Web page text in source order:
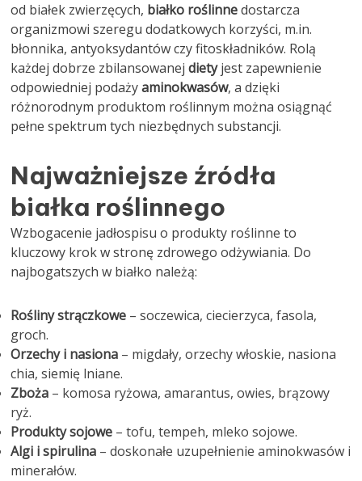
od białek zwierzęcych, białko roślinnedostarcza
organizmowi szeregu dodatkowych korzyści, m.in.
błonnika, antyoksydantów czy fitoskładników. Rolą
każdej dobrze zbilansowanejdietyjest zapewnienie
odpowiedniej podażyaminokwasów, a dzięki
różnorodnym produktom roślinnym można osiągnąć
pełne spektrum tych niezbędnych substancji.
Najważniejsze źródła
białka roślinnego
Wzbogacenie jadłospisu o produkty roślinne to
kluczowy krok w stronę zdrowego odżywiania. Do
najbogatszych w białko należą:
Rośliny strączkowe – soczewica, ciecierzyca, fasola,
groch.
Orzechy i nasiona – migdały, orzechy włoskie, nasiona
chia, siemię lniane.
Zboża – komosa ryżowa, amarantus, owies, brązowy
ryż.
Produkty sojowe – tofu, tempeh, mleko sojowe.
Algi i spirulina – doskonałe uzupełnienie aminokwasów i
minerałów.